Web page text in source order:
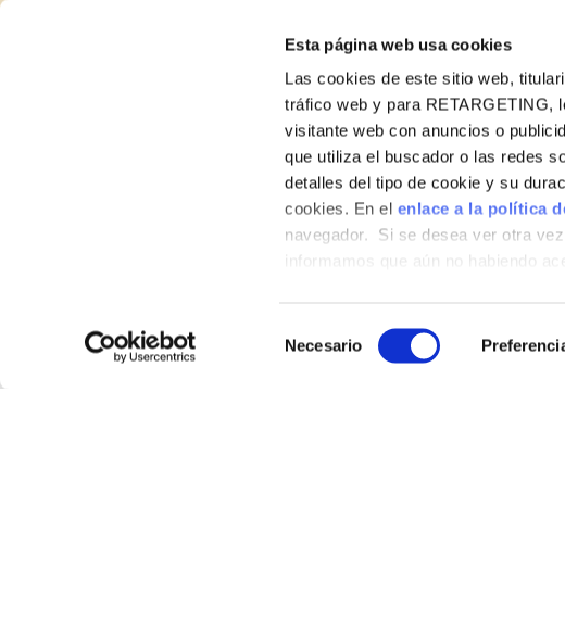
Esta página web usa cookies
Las cookies de este sitio web,
tráfico web y para RETARGETING,
visitante web con anuncios o
que utiliza el buscador o las redes
detalles del tipo de cookie y su
cookies. En el enlace a la política
navegador. Si se desea ver otra
informamos que aún no habiendo
de
Necesario